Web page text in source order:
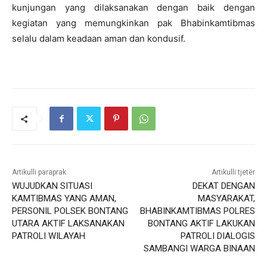
kunjungan yang dilaksanakan dengan baik dengan
kegiatan yang memungkinkan pak Bhabinkamtibmas
selalu dalam keadaan aman dan kondusif.
Artikulli paraprak
WUJUDKAN SITUASI
KAMTIBMAS YANG AMAN,
PERSONIL POLSEK BONTANG
UTARA AKTIF LAKSANAKAN
PATROLI WILAYAH
Artikulli tjetër
DEKAT DENGAN
MASYARAKAT,
BHABINKAMTIBMAS POLRES
BONTANG AKTIF LAKUKAN
PATROLI DIALOGIS
SAMBANGI WARGA BINAAN